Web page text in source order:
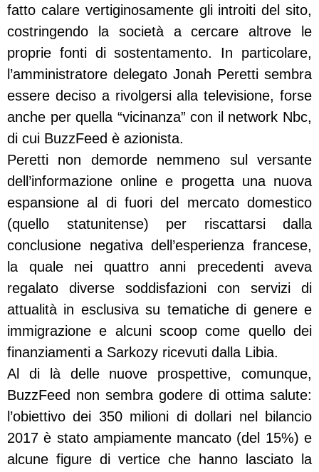
fatto calare vertiginosamente gli introiti del sito,
costringendo la società a cercare altrove le
proprie fonti di sostentamento. In particolare,
l’amministratore delegato Jonah Peretti sembra
essere deciso a rivolgersi alla televisione, forse
anche per quella “vicinanza” con il network Nbc,
di cui BuzzFeed è azionista.
Peretti non demorde nemmeno sul versante
dell’informazione online e progetta una nuova
espansione al di fuori del mercato domestico
(quello statunitense) per riscattarsi dalla
conclusione negativa dell’esperienza francese,
la quale nei quattro anni precedenti aveva
regalato diverse soddisfazioni con servizi di
attualità in esclusiva su tematiche di genere e
immigrazione e alcuni scoop come quello dei
finanziamenti a Sarkozy ricevuti dalla Libia.
Al di là delle nuove prospettive, comunque,
BuzzFeed non sembra godere di ottima salute:
l’obiettivo dei 350 milioni di dollari nel bilancio
2017 è stato ampiamente mancato (del 15%) e
alcune figure di vertice che hanno lasciato la